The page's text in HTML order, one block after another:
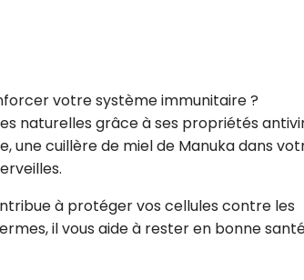
votre système immunitaire ?
naturelles grâce à ses propriétés
une cuillère de miel de Manuka dans
à protéger vos cellules contre les
il vous aide à rester en bonne
Votre adresse email sera utilisée par Digital Prisma
envoyer votre newsletter contenant des offres
personnalisées. Vous pourrez vous désinscrire en